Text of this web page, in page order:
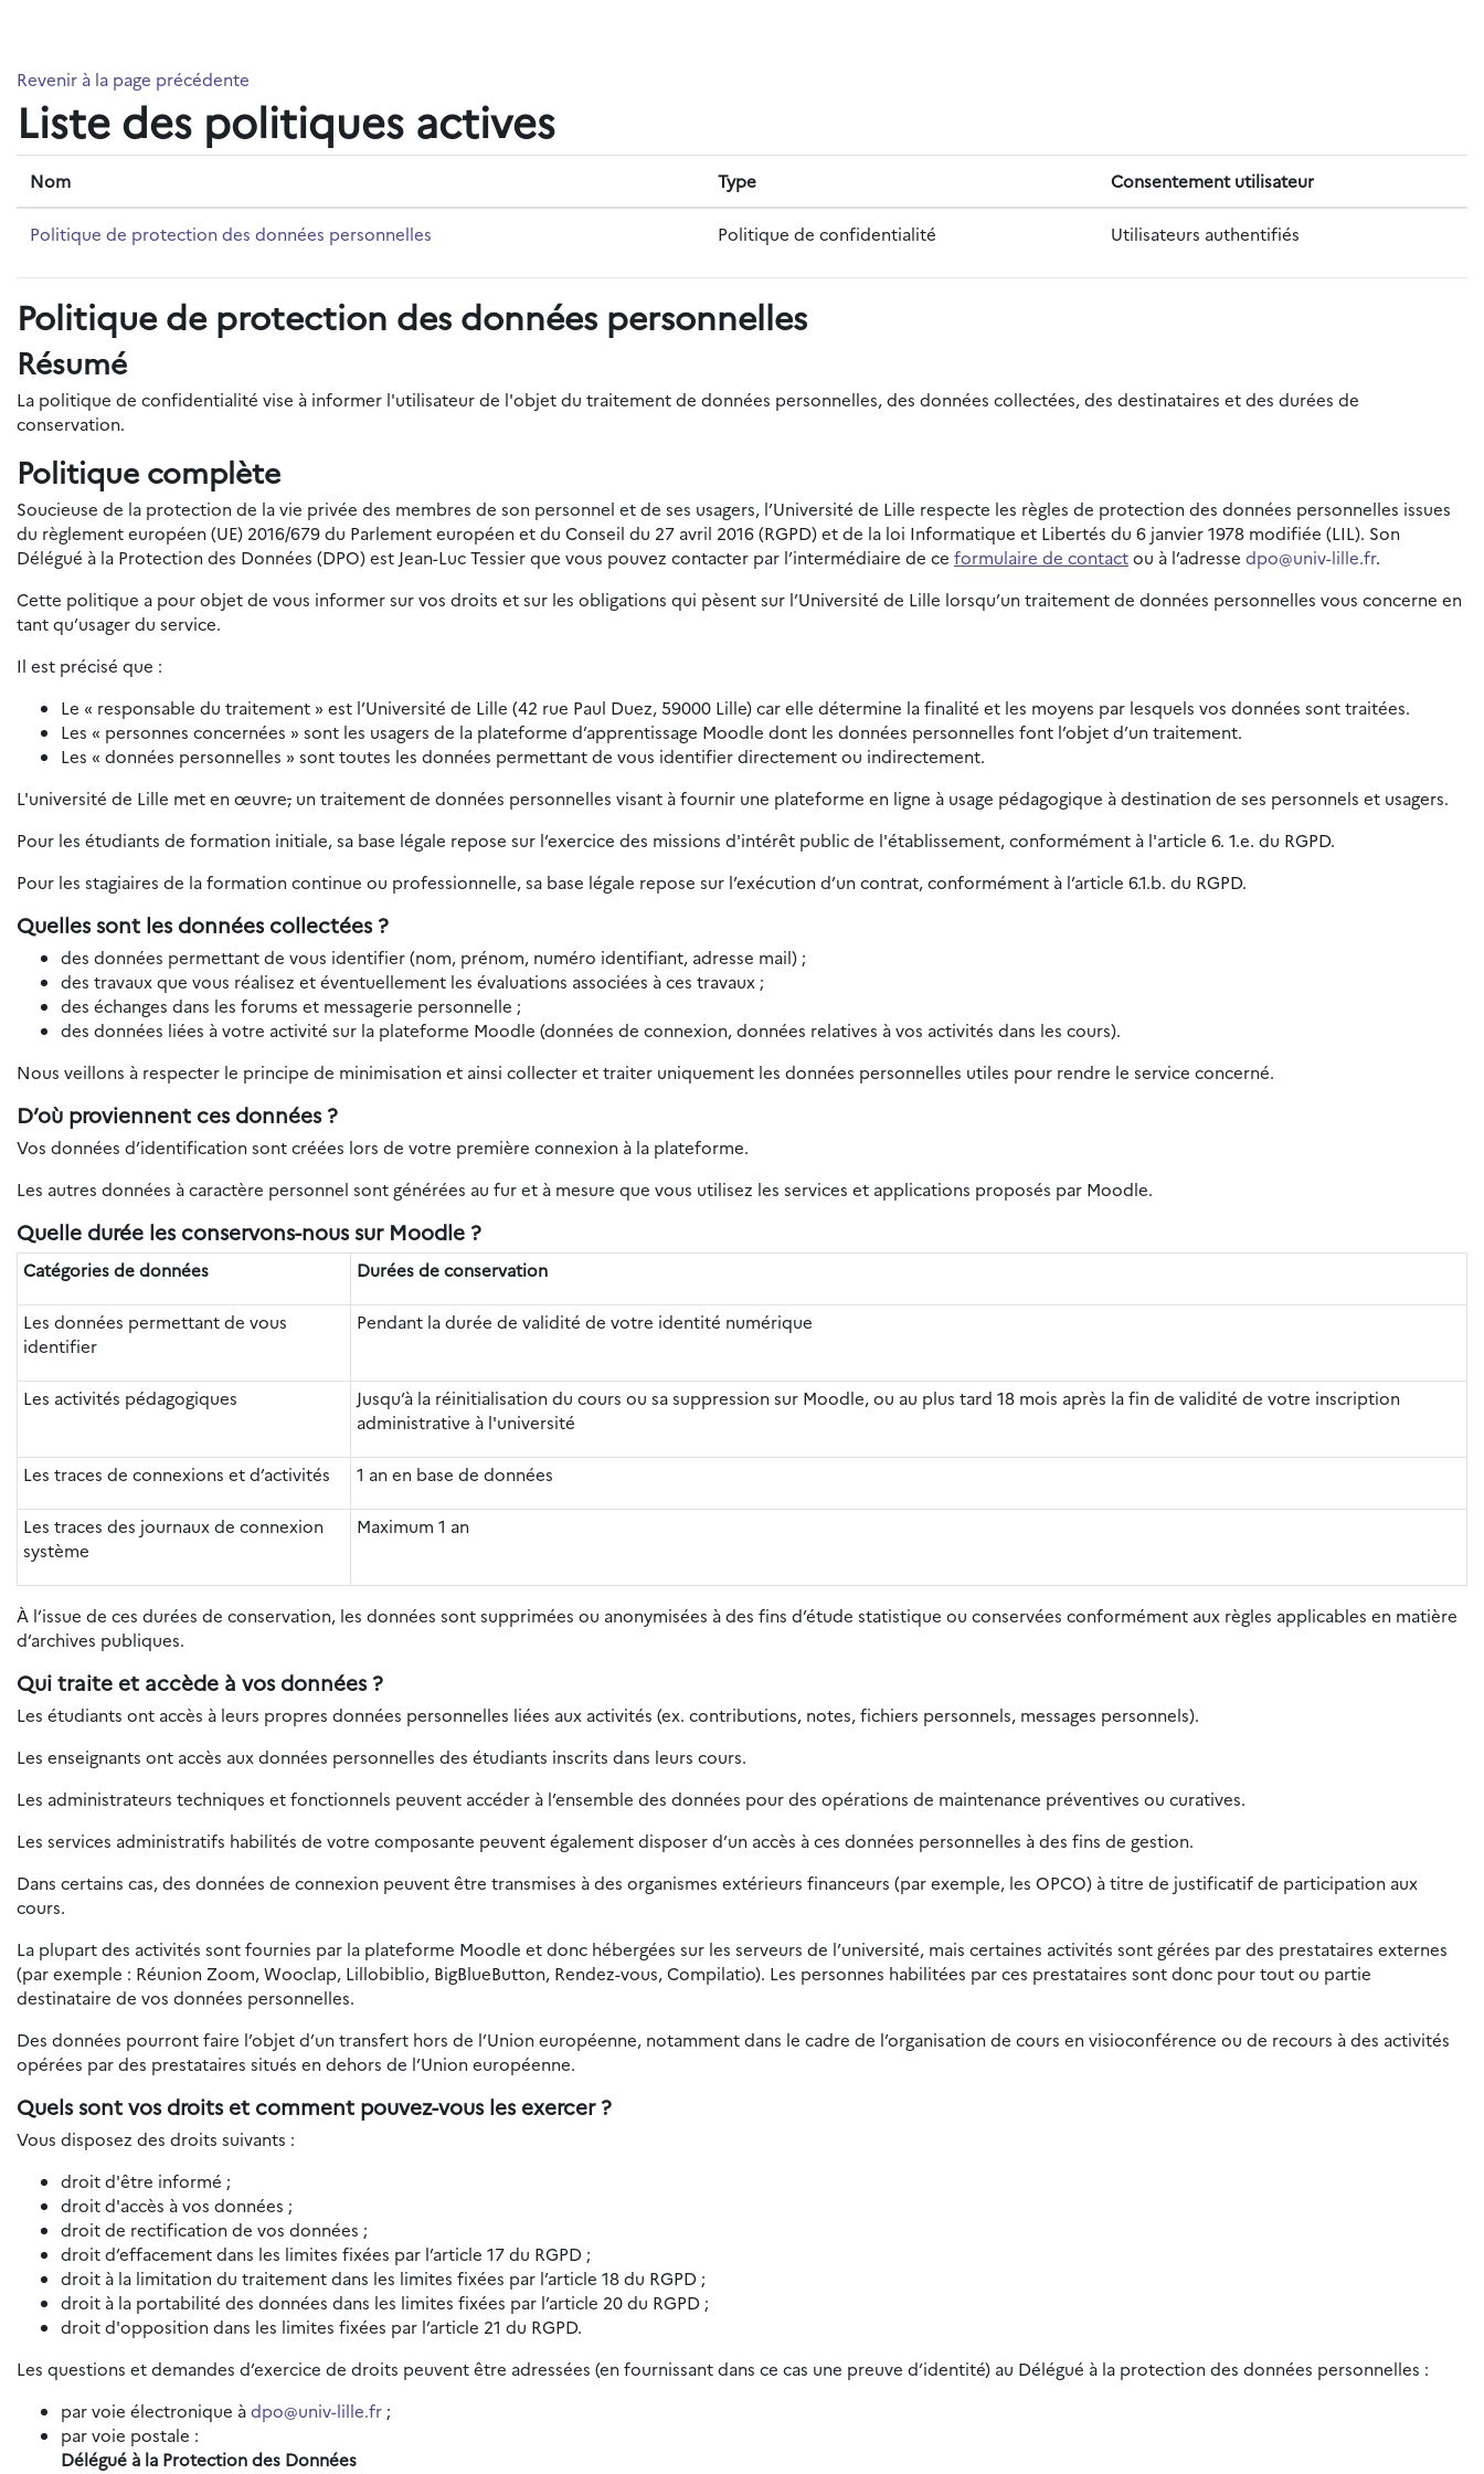
Revenir à la page précédente
Liste des politiques actives
Nom Type Consentement utilisateur
Politique de protection des données personnelles Politique de confidentialité Utilisateurs authentifiés
Politique de protection des données personnelles
Résumé
La politique de confidentialité vise à informer l'utilisateur de l'objet du traitement de données personnelles, des données collectées, des destinataires et des durées de
conservation.
Politique complète
Soucieuse de la protection de la vie privée des membres de son personnel et de ses usagers, l’Université de Lille respecte les règles de protection des données personnelles issues
du règlement européen (UE) 2016/679 du Parlement européen et du Conseil du 27 avril 2016 (RGPD) et de la loi Informatique et Libertés du 6 janvier 1978 modifiée (LIL). Son
Délégué à la Protection des Données (DPO) est Jean-Luc Tessier que vous pouvez contacter par l’intermédiaire de ce formulaire de contactou à l’adresse dpo@univ-lille.fr.
Cette politique a pour objet de vous informer sur vos droits et sur les obligations qui pèsent sur l’Université de Lille lorsqu’un traitement de données personnelles vous concerne en
tant qu’usager du service.
Il est précisé que :
Le « responsable du traitement » est l’Université de Lille (42 rue Paul Duez, 59000 Lille) car elle détermine la finalité et les moyens par lesquels vos données sont traitées.
Les « personnes concernées » sont les usagers de la plateforme d’apprentissage Moodle dont les données personnelles font l’objet d’un traitement.
Les « données personnelles » sont toutes les données permettant de vous identifier directement ou indirectement.
L'université de Lille met en œuvre, un traitement de données personnelles visant à fournir une plateforme en ligne à usage pédagogique à destination de ses personnels et usagers.
Pour les étudiants de formation initiale, sa base légale repose sur l’exercice des missions d'intérêt public de l'établissement, conformément à l'article 6. 1.e. du RGPD.
Pour les stagiaires de la formation continue ou professionnelle, sa base légale repose sur l’exécution d’un contrat, conformément à l’article 6.1.b. du RGPD.
Quelles sont les données collectées ?
des données permettant de vous identifier (nom, prénom, numéro identifiant, adresse mail) ;
des travaux que vous réalisez et éventuellement les évaluations associées à ces travaux ;
des échanges dans les forums et messagerie personnelle ;
des données liées à votre activité sur la plateforme Moodle (données de connexion, données relatives à vos activités dans les cours).
Nous veillons à respecter le principe de minimisation et ainsi collecter et traiter uniquement les données personnelles utiles pour rendre le service concerné.
D’où proviennent ces données ?
Vos données d’identification sont créées lors de votre première connexion à la plateforme.
Les autres données à caractère personnel sont générées au fur et à mesure que vous utilisez les services et applications proposés par Moodle.
Quelle durée les conservons-nous sur Moodle ?
Catégories de données Durées de conservation
Les données permettant de vous
identifier
Pendant la durée de validité de votre identité numérique
Les activités pédagogiques
Jusqu’à la réinitialisation du cours ou sa suppression sur Moodle, ou au plus tard 18 mois après la fin de validité de votre inscription
administrative à l'université
Les traces de connexions et d’activités 1 an en base de données
Les traces des journaux de connexion
système
Maximum 1 an
À l’issue de ces durées de conservation, les données sont supprimées ou anonymisées à des fins d’étude statistique ou conservées conformément aux règles applicables en matière
d’archives publiques.
Qui traite et accède à vos données ?
Les étudiants ont accès à leurs propres données personnelles liées aux activités (ex. contributions, notes, fichiers personnels, messages personnels).
Les enseignants ont accès aux données personnelles des étudiants inscrits dans leurs cours.
Les administrateurs techniques et fonctionnels peuvent accéder à l’ensemble des données pour des opérations de maintenance préventives ou curatives.
Les services administratifs habilités de votre composante peuvent également disposer d’un accès à ces données personnelles à des fins de gestion.
Dans certains cas, des données de connexion peuvent être transmises à des organismes extérieurs financeurs (par exemple, les OPCO) à titre de justificatif de participation aux
cours.
La plupart des activités sont fournies par la plateforme Moodle et donc hébergées sur les serveurs de l’université, mais certaines activités sont gérées par des prestataires externes
(par exemple : Réunion Zoom, Wooclap, Lillobiblio, BigBlueButton, Rendez-vous, Compilatio). Les personnes habilitées par ces prestataires sont donc pour tout ou partie
destinataire de vos données personnelles.
Des données pourront faire l’objet d’un transfert hors de l’Union européenne, notamment dans le cadre de l’organisation de cours en visioconférence ou de recours à des activités
opérées par des prestataires situés en dehors de l’Union européenne.
Quels sont vos droits et comment pouvez-vous les exercer ?
Vous disposez des droits suivants :
droit d'être informé ;
droit d'accès à vos données ;
droit de rectification de vos données ;
droit d’effacement dans les limites fixées par l’article 17 du RGPD ;
droit à la limitation du traitement dans les limites fixées par l’article 18 du RGPD ;
droit à la portabilité des données dans les limites fixées par l’article 20 du RGPD ;
droit d'opposition dans les limites fixées par l’article 21 du RGPD.
Les questions et demandes d’exercice de droits peuvent être adressées (en fournissant dans ce cas une preuve d’identité) au Délégué à la protection des données personnelles :
par voie électronique àdpo@univ-lille.fr ;
par voie postale :
Délégué à la Protection des Données